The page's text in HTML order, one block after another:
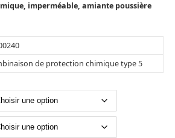
imperméable, amiante poussière
de protection chimique type 5